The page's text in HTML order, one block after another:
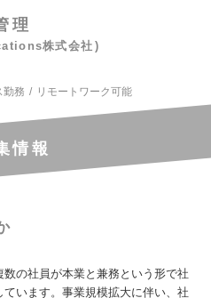
理
株式会社
勤務 リモートワーク可能
情報
の社員が本業と兼務という形で社
います。事業規模拡大に伴い、社